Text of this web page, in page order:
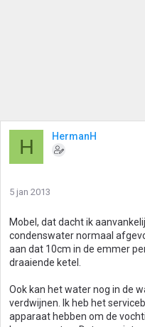
H HermanH
5 jan 2013
Mobel, dat dacht ik
condenswater normaal
aan dat 10cm in de emmer
draaiende ketel.
Ook kan het water nog in de
verdwijnen. Ik heb het
apparaat hebben om de